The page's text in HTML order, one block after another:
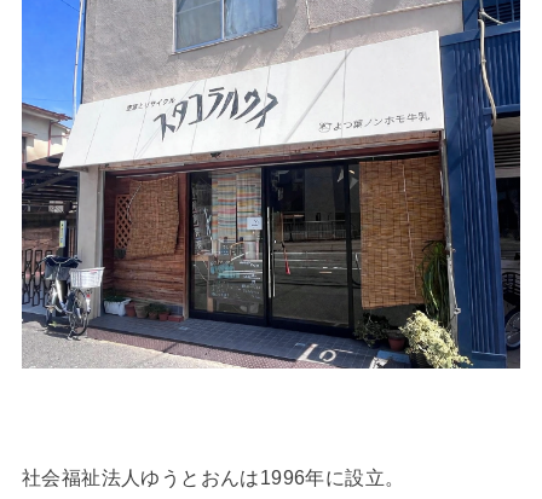
社会福祉法人ゆうとおんは1996年に設立。